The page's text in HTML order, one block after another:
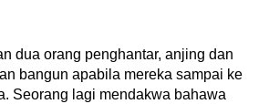
dua orang penghantar, anjing dan
bangun apabila mereka sampai ke
Seorang lagi mendakwa bahawa